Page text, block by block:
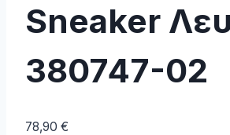
Sneaker
380747-02
78,90 €